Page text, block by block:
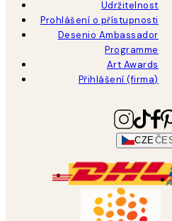
Udržitelnost
Prohlášení o přístupnosti
Desenio Ambassador
Programme
Art Awards
Přihlášení (firma)
CZE